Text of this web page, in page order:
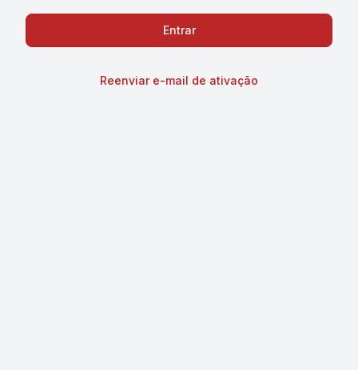
Reenviar e-mail de ativação